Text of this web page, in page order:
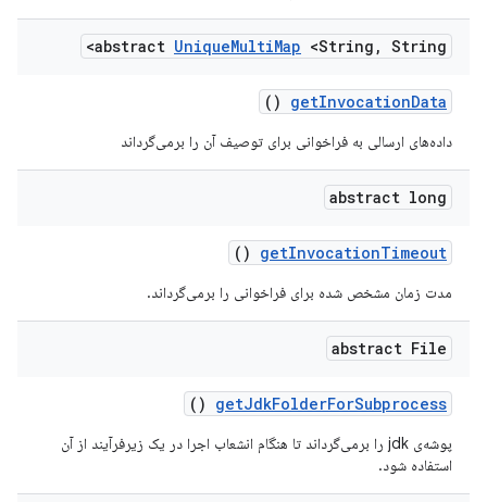
abstract UniqueMultiMap <String , String>
getInvocationData
()
داده‌های ارسالی به فراخوانی برای توصیف آن را برمی‌گرداند
abstract long
getInvocationTimeout
()
مدت زمان مشخص شده برای فراخوانی را برمی‌گرداند.
abstract File
getJdkFolderForSubprocess
()
پوشه‌ی jdk را برمی‌گرداند تا هنگام انشعاب اجرا در یک زیرفرآیند از آن
استفاده شود.